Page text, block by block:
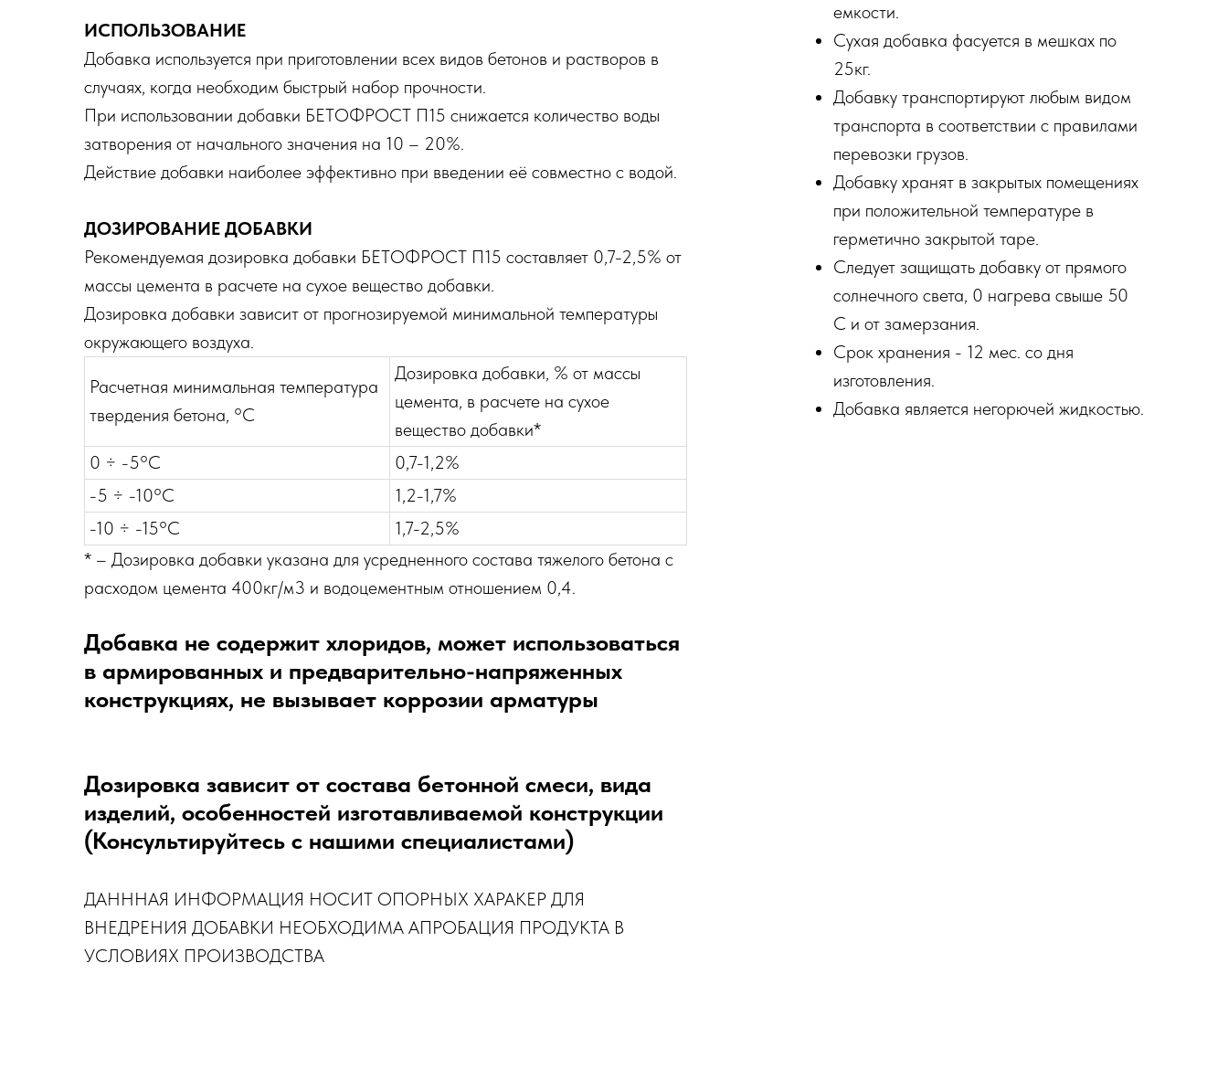
ИСПОЛЬЗОВАНИЕ
Добавка используется при приготовлении всех видов бетонов и растворов в
случаях, когда необходим быстрый набор прочности.
При использовании добавки БЕТОФРОСТ П15 снижается количество воды
затворения от начального значения на 10 – 20%.
Действие добавки наиболее эффективно при введении её совместно с водой.
ДОЗИРОВАНИЕ ДОБАВКИ
Рекомендуемая дозировка добавки БЕТОФРОСТ П15 составляет 0,7-2,5% от
массы цемента в расчете на сухое вещество добавки.
Дозировка добавки зависит от прогнозируемой минимальной температуры
окружающего воздуха.
Расчетная минимальная температура
твердения бетона, °С
Дозировка добавки, % от массы
цемента, в расчете на сухое
вещество добавки*
0 ÷ -5°С
0,7-1,2%
-5 ÷ -10°С
1,2-1,7%
-10 ÷ -15°С
1,7-2,5%
* – Дозировка добавки указана для усредненного состава тяжелого бетона с
расходом цемента 400кг/м3 и водоцементным отношением 0,4.
Добавка не содержит хлоридов, может использоваться
в армированных и предварительно-напряженных
конструкциях, не вызывает коррозии арматуры
Дозировка зависит от состава бетонной смеси, вида
изделий, особенностей изготавливаемой конструкции
(Консультируйтесь с нашими специалистами)
ДАНННАЯ ИНФОРМАЦИЯ НОСИТ ОПОРНЫХ ХАРАКЕР ДЛЯ
ВНЕДРЕНИЯ ДОБАВКИ НЕОБХОДИМА АПРОБАЦИЯ ПРОДУКТА В
УСЛОВИЯХ ПРОИЗВОДСТВА
емкости.
Сухая добавка фасуется в мешках по
25кг.
Добавку транспортируют любым видом
транспорта в соответствии с правилами
перевозки грузов.
Добавку хранят в закрытых помещениях
при положительной температуре в
герметично закрытой таре.
Следует защищать добавку от прямого
солнечного света, 0 нагрева свыше 50
С и от замерзания.
Срок хранения - 12 мес. со дня
изготовления.
Добавка является негорючей жидкостью.